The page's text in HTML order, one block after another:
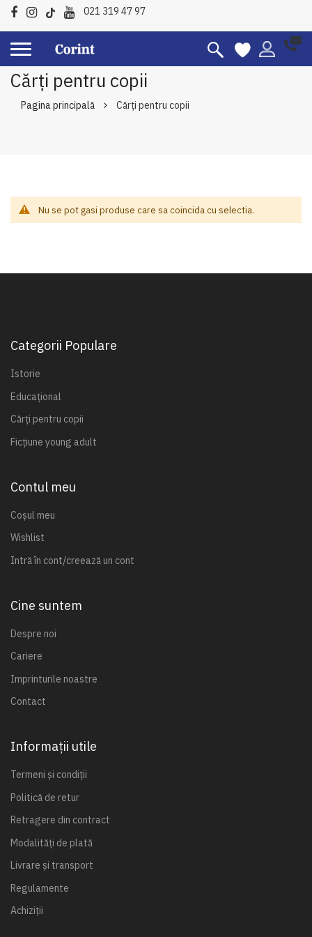
021 319 47 97
Cărți pentru copii
Pagina principală Cărți pentru copii
Nu se pot gasi produse care sa coincida cu selectia.
Categorii Populare
Istorie
Educațional
Cărți pentru copii
Ficțiune young adult
Contul meu
Coșul meu
Wishlist
Intră în cont/creează un cont
Cine suntem
Despre noi
Cariere
Imprinturile noastre
Contact
Informații utile
Termeni și condiții
Politică de retur
Retragere din contract
Modalități de plată
Livrare și transport
Regulamente
Achiziții